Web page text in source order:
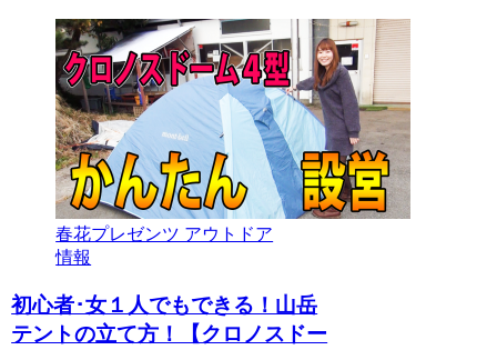
春花プレゼンツ アウトドア
情報
初心者･女１人でもできる！山岳
テントの立て方！【クロノスドー